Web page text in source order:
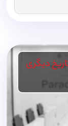
دیگری